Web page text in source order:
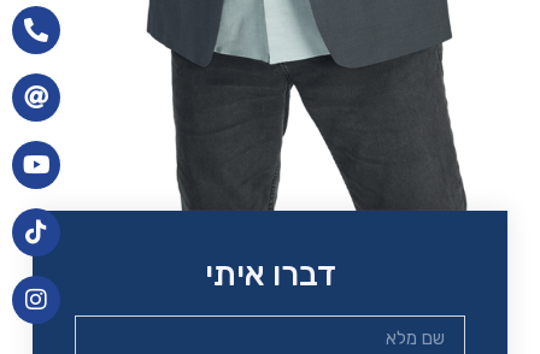
דברו איתי